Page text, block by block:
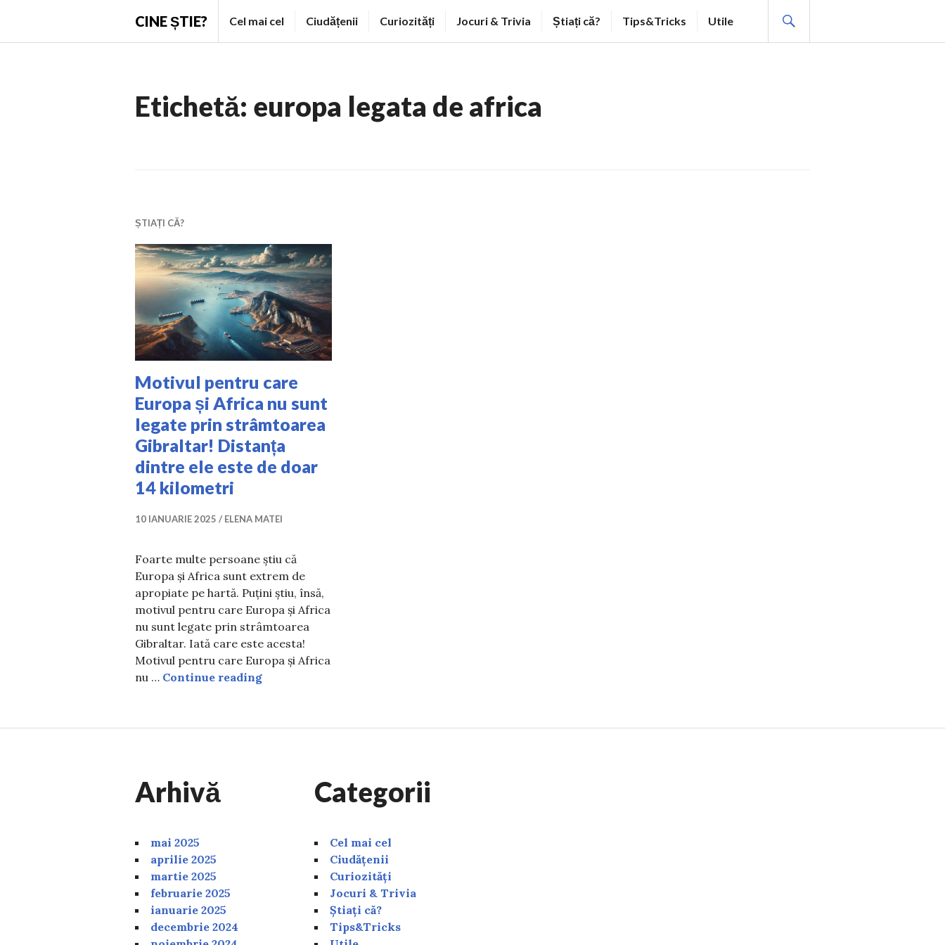
CINE ȘTIE? Cel mai cel Ciudățenii Curiozități Jocuri & Trivia Știați că? Tips&Tricks Utile
Etichetă: europa legata de africa
ȘTIAȚI CĂ?
Motivul pentru care
Europa și Africa nu sunt
legate prin strâmtoarea
Gibraltar! Distanța
dintre ele este de doar
14 kilometri
10 IANUARIE 2025 ELENA MATEI
Foarte multe persoane știu că
Europa și Africa sunt extrem de
apropiate pe hartă. Puțini știu, însă,
motivul pentru care Europa și Africa
nu sunt legate prin strâmtoarea
Gibraltar. Iată care este acesta!
Motivul pentru care Europa și Africa
nu … Continue readingMotivul pentru care Europa și Africa nu sunt legate prin strâmtoarea Gibraltar! Distanța dintre ele este de doar 14
Arhivă
mai 2025
aprilie 2025
martie 2025
februarie 2025
ianuarie 2025
decembrie 2024
Categorii
Cel mai cel
Ciudățenii
Curiozități
Jocuri & Trivia
Știați că?
Tips&Tricks